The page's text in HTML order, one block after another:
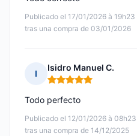
Publicado el 17/01/2026 à 19h23
tras una compra de 03/01/2026
I
Isidro Manuel C.
Nota: 5 de 5
Publicado el 12/01/2026 à 08h23
tras una compra de 14/12/2025
Todo perfecto